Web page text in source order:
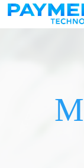
コンテンツへスキ
メインナビ